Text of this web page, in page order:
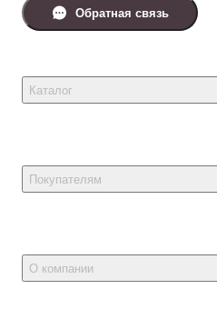
Каталог
Товары для собак
Товары для птиц
Покупателям
Новости
О компании
Обратная связь